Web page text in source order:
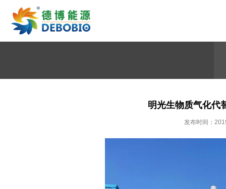
明光生物质气化代
发布时间：